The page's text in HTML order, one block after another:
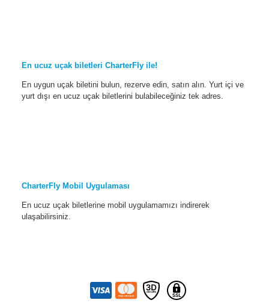
En ucuz uçak biletleri CharterFly ile!
En uygun uçak biletini bulun, rezerve edin, satın alın. Yurt içi ve
yurt dışı en ucuz uçak biletlerini bulabileceğiniz tek adres.
CharterFly Mobil Uygulaması
En ucuz uçak biletlerine mobil uygulamamızı indirerek
ulaşabilirsiniz.